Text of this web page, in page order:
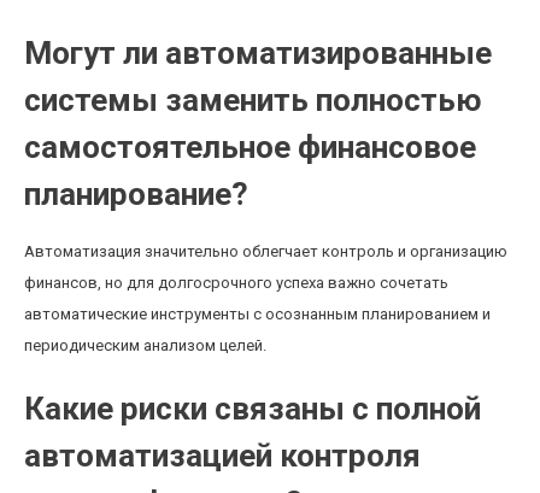
Могут ли автоматизированные
системы заменить полностью
самостоятельное финансовое
планирование?
Автоматизация значительно облегчает контроль и организацию
финансов, но для долгосрочного успеха важно сочетать
автоматические инструменты с осознанным планированием и
периодическим анализом целей.
Какие риски связаны с полной
автоматизацией контроля